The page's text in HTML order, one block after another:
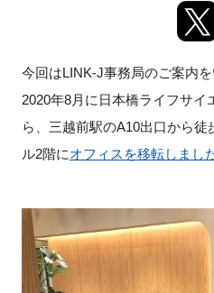
マイページ
新規登録
プログラム
インタビュー・コラム
今回はLINK-J事務局のご案内を
2020年8月に日本橋ライフサイ
ら、三越前駅のA10出口から
ル2階にオフィスを移転しました